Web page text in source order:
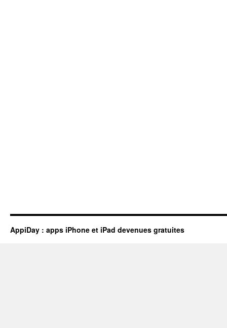
AppiDay : apps iPhone et iPad devenues gratuites